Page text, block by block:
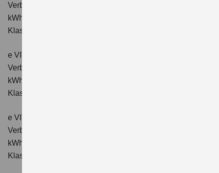
Verbrauchswerte: Energieverbrauch kombiniert: 16,6
kWh/100km; CO₂-Emissionen kombiniert: 0 g/km; CO₂-
Klasse: A.
e VITARA eAxle Comfort+ (61 kWh-Batterie)
Verbrauchswerte: Energieverbrauch kombiniert: 15,1
kWh/100km; CO₂-Emissionen kombiniert: 0 g/km; CO₂-
Klasse: A.
e VITARA eAxle ALLGRIP-e Comfort+ (61 kWh-Batterie)
Verbrauchswerte: Energieverbrauch kombiniert: 16,6
kWh/100 km; CO₂-Emissionen kombiniert: 0 g/km; CO₂-
Klasse: A.